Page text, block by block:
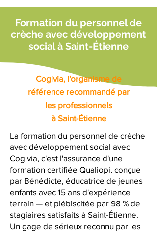
Formation du personnel de
crèche avec développement
social à Saint-Étienne
Cogivia, l'organisme de
référence recommandé par
les professionnels
à Saint-Étienne
La formation du personnel de crèche
avec développement social avec
Cogivia, c'est l'assurance d'une
formation certifiée Qualiopi, conçue
par Bénédicte, éducatrice de jeunes
enfants avec 15 ans d'expérience
terrain — et plébiscitée par 98 % de
stagiaires satisfaits à Saint-Étienne.
Un gage de sérieux reconnu par les